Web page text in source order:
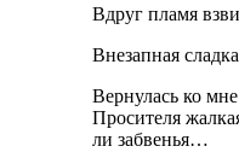
Вдруг пламя
Внезапная
Вернулась ко
Просителя
ли забвенья…